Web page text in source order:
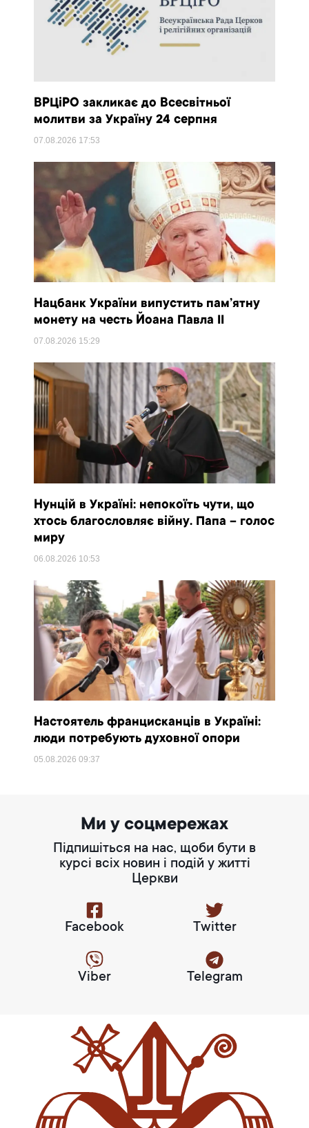
ВРЦіРО закликає до Всесвітньої
молитви за Україну 24 серпня
07.08.2026 17:53
Нацбанк України випустить пам’ятну
монету на честь Йоана Павла II
07.08.2026 15:29
Нунцій в Україні: непокоїть чути, що
хтось благословляє війну. Папа – голос
миру
06.08.2026 10:53
Настоятель францисканців в Україні:
люди потребують духовної опори
05.08.202609:37
Ми у соцмережах
Підпишіться на нас, щоби бути в
курсі всіх новин і подій у житті
Церкви
Facebook Twitter
Viber Telegram